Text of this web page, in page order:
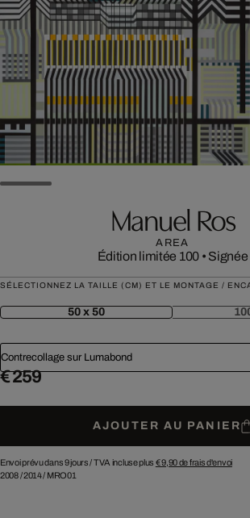
Manuel Ros
AREA
Édition limitée 100 • Signée
SÉLECTIONNEZ LA TAILLE (CM) ET LE MONTAGE /
50 x 50
Contrecollage sur Lumabond
€ 259
AJOUTER AU PANIER
Envoi prévu dans 9 jours /TVA incluse plus € 9,90de frais d'envoi
2008/2014/ MRO01